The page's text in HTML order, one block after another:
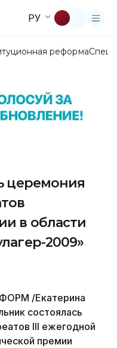
РУ
реформа
церемония
в области
2009»
/Екатерина
состоялась
III ежегодной
премии